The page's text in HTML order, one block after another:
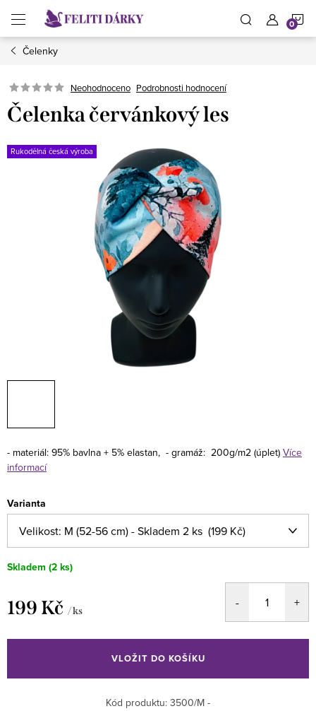
obsah
Čelenky
Neohodnoceno Podrobnosti hodnocení
Čelenka červánkový les
Rukodělná česká výroba
- materiál: 95% bavlna + 5% elastan, - gramáž: 200g/m2 (úplet) Více
informací
Varianta
Skladem (2 ks)
199 Kč / ks
cena:
VLOŽIT DO KOŠÍKU
Kód produktu: 3500/M -